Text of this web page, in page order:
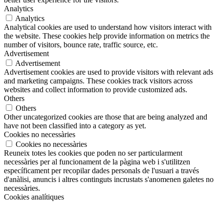
Analytics
Analytics
Analytical cookies are used to understand how visitors interact with
the website. These cookies help provide information on metrics the
number of visitors, bounce rate, traffic source, etc.
Advertisement
Advertisement
Advertisement cookies are used to provide visitors with relevant ads
and marketing campaigns. These cookies track visitors across
websites and collect information to provide customized ads.
Others
Others
Other uncategorized cookies are those that are being analyzed and
have not been classified into a category as yet.
Cookies no necessàries
Cookies no necessàries
Reuneix totes les cookies que poden no ser particularment
necessàries per al funcionament de la pàgina web i s'utilitzen
específicament per recopilar dades personals de l'usuari a través
d'anàlisi, anuncis i altres continguts incrustats s'anomenen galetes no
necessàries.
Cookies analítiques